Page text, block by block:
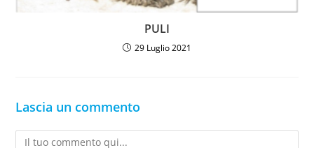
PULI
29 Luglio 2021
Lascia un commento